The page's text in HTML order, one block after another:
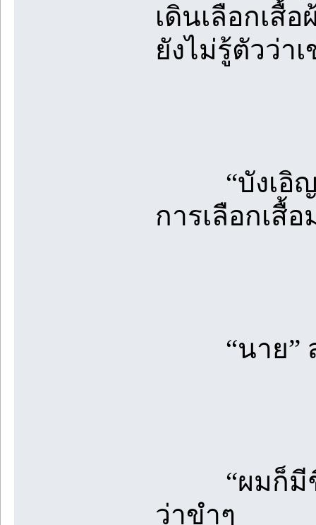
เดินเลือกเสื้
ยังไม่รู้ตัวว่า
“บังเอิญจัง
การเลือกเสื้
“นาย” สอ
“ผมก็มีชื่อ
ว่าขำๆ